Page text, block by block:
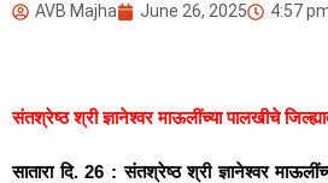
AVB Majha June 26, 2025 4:57
संतश्रेष्ठ श्री ज्ञानेश्वर माऊलींच्यापालखीचे
सातारा दि. 26 : संतश्रेष्ठ श्री ज्ञानेश्वर